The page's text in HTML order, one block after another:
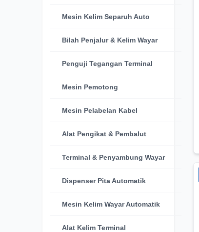
Mesin Kelim Separuh Auto
Bilah Penjalur & Kelim Wayar
Penguji Tegangan Terminal
Mesin Pemotong
Mesin Pelabelan Kabel
Alat Pengikat & Pembalut
Terminal & Penyambung Wayar
Dispenser Pita Automatik
Mesin Kelim Wayar Automatik
Alat Kelim Terminal